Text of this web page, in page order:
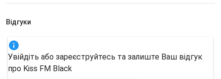
Відгуки
Увійдіть або зареєструйтесь та залиште Ваш відгук
про Kiss FM Black